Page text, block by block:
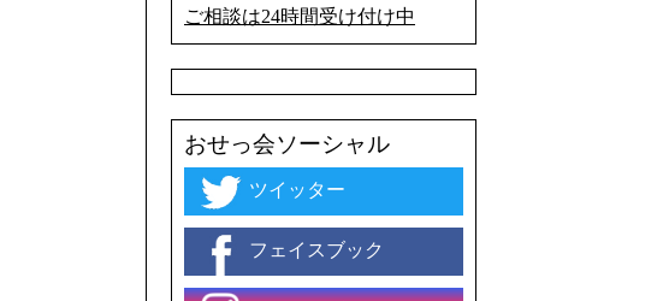
ご相談は24時間受け付け中
おせっ会ソーシャル
ツイッター
フェイスブック